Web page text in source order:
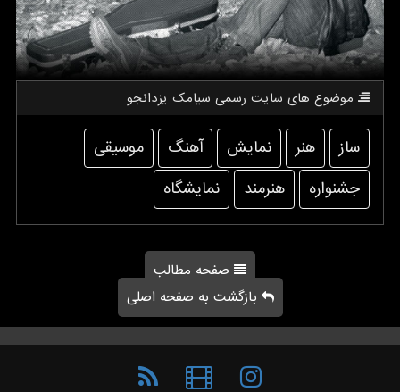
موضوع های سایت رسمی سیامك یزدانجو
ساز هنر نمایش آهنگ
موسیقی
جشنواره
هنرمند نمایشگاه
صفحه مطالب
بازگشت به صفحه اصلی